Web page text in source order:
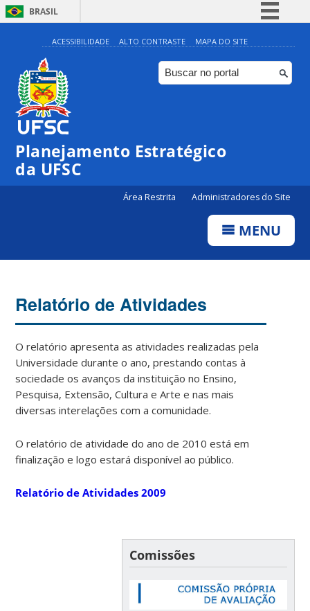
BRASIL
Simplifique!
Comunica BR
Participe
Canais
ACESSIBILIDADE ALTO CONTRASTE MAPA DO SITE
Planejamento Estratégico
da UFSC
Área Restrita Administradores do Site
MENU
Relatório de Atividades
O relatório apresenta as atividades realizadas pela
Universidade durante o ano, prestando contas à
sociedade os avanços da instituição no Ensino,
Pesquisa, Extensão, Cultura e Arte e nas mais
diversas interelações com a comunidade.
O relatório de atividade do ano de 2010 está em
finalização e logo estará disponível ao público.
Relatório de Atividades 2009
Comissões